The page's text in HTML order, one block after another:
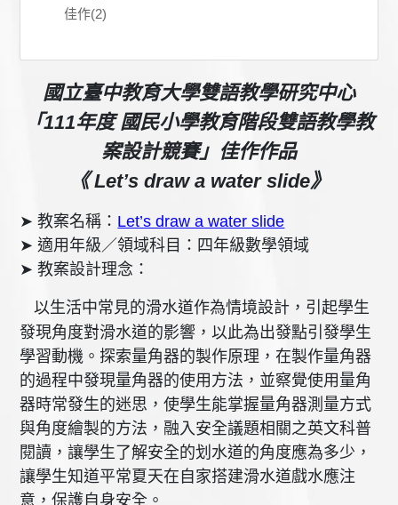
佳作(2)
國立臺中教育大學雙語教學研究中心
「111年度 國民小學教育階段雙語教學教
案設計競賽」 佳作作品
《 Let’s draw a water slide》
➤ 教案名稱： Let’s draw a water slide
➤ 適用年級／領域科目：四年級數學領域
➤ 教案設計理念：
以生活中常見的滑水道作為情境設計，引起學生
發現角度對滑水道的影響，以此為出發點引發學生
學習動機。探索量角器的製作原理，在製作量角器
的過程中發現量角器的使用方法，並察覺使用量角
器時常發生的迷思，使學生能掌握量角器測量方式
與角度繪製的方法，融入安全議題相關之英文科普
閱讀，讓學生了解安全的划水道的角度應為多少，
讓學生知道平常夏天在自家搭建滑水道戲水應注
意，保護自身安全。